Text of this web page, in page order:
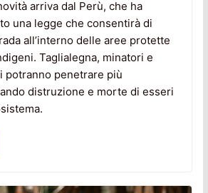
arriva dal Perù, che ha
una legge che consentirà di
all’interno delle aree protette
Taglialegna, minatori e
potranno penetrare più
distruzione e morte di esseri